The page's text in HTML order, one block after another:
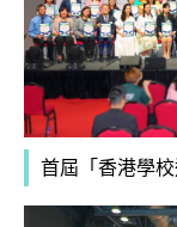
首屆「香港學